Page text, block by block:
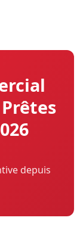
depuis